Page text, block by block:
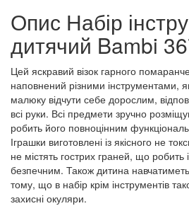
Опис Набір
дитячий Bambi
Цей яскравий візок гарного
наповнений різними інструментами,
малюку відчути себе дорослим,
всі руки. Всі предмети зручно
робить його повноцінним
Іграшки виготовлені із якісного не
не містять гострих граней, що робить
безпечним. Також дитина
тому, що в набір крім інструментів
захисні окуляри.